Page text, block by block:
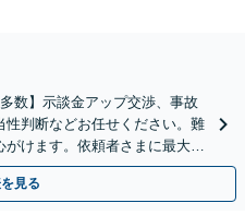
数】示談金アップ交渉、事故
判断などお任せください。難
けます。依頼者さまに最大限
。【子連れ相談可】
見る